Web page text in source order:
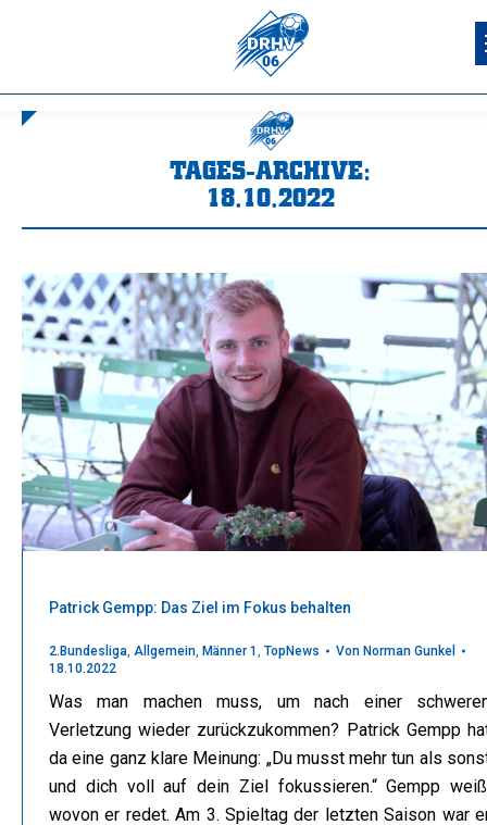
TAGES-ARCHIVE:
18.10.2022
Patrick Gempp: Das Ziel im Fokus behalten
2.Bundesliga, Allgemein, Männer 1 , TopNews Von Norman Gunkel
18.10.2022
Was man machen muss, um nach einer
Verletzung wieder zurückzukommen? Patrick Gempp
da eine ganz klare Meinung: „Du musst mehr tun als
und dich voll auf dein Ziel fokussieren.“ Gempp
wovon er redet. Am 3. Spieltag der letzten Saison war